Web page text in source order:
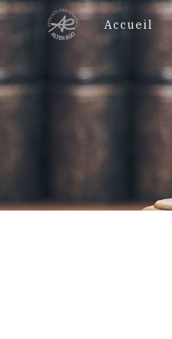
Panneau de gestion des cookies
Accueil